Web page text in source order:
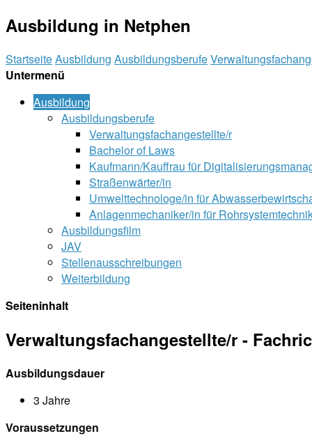
Ausbildung in Netphen
StartseiteAusbildung Ausbildungsberufe
Untermenü
Ausbildung
Ausbildungsberufe
Verwaltungsfachangestellte/r
Bachelor of Laws
Kaufmann/Kauffrau für
Straßenwärter/in
Umwelttechnologe/in für
Anlagenmechaniker/in für
Ausbildungsfilm
JAV
Stellenausschreibungen
Weiterbildung
Seiteninhalt
Verwaltungsfachangestellte/r -
Ausbildungsdauer
3 Jahre
Voraussetzungen